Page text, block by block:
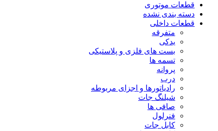
قطعات موتوری
دسته بندی نشده
قطعات داخلی
متفرقه
یدکی
بست های فلزی و پلاستیکی
تسمه ها
پروانه
درب
رادیاتورها و اجزای مربوطه
شیلنگ جات
صافی ها
فنرلول
کابل جات